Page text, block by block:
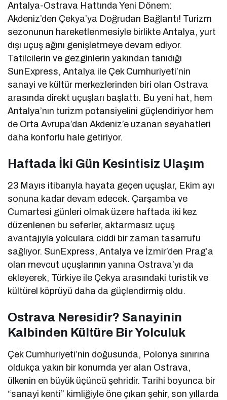
Antalya-Ostrava Hattında Yeni Dönem:
Akdeniz’den Çekya’ya Doğrudan Bağlantı! Turizm
sezonunun hareketlenmesiyle birlikte Antalya, yurt
dışı uçuş ağını genişletmeye devam ediyor.
Tatilcilerin ve gezginlerin yakından tanıdığı
SunExpress, Antalya ile Çek Cumhuriyeti’nin
sanayi ve kültür merkezlerinden biri olan Ostrava
arasında direkt uçuşları başlattı. Bu yeni hat, hem
Antalya’nın turizm potansiyelini güçlendiriyor hem
de Orta Avrupa’dan Akdeniz’e uzanan seyahatleri
daha konforlu hale getiriyor.
Haftada İki Gün Kesintisiz Ulaşım
23 Mayıs itibarıyla hayata geçen uçuşlar, Ekim ayı
sonuna kadar devam edecek. Çarşamba ve
Cumartesi günleri olmak üzere haftada iki kez
düzenlenen bu seferler, aktarmasız uçuş
avantajıyla yolculara ciddi bir zaman tasarrufu
sağlıyor. SunExpress, Antalya ve İzmir’den Prag’a
olan mevcut uçuşlarının yanına Ostrava’yı da
ekleyerek, Türkiye ile Çekya arasındaki turistik ve
kültürel köprüyü daha da güçlendirmiş oldu.
Ostrava Neresidir? Sanayinin
Kalbinden Kültüre Bir Yolculuk
Çek Cumhuriyeti’nin doğusunda, Polonya sınırına
oldukça yakın bir konumda yer alan Ostrava,
ülkenin en büyük üçüncü şehridir. Tarihi boyunca bir
“sanayi kenti” kimliğiyle öne çıkan şehir, son yıllarda